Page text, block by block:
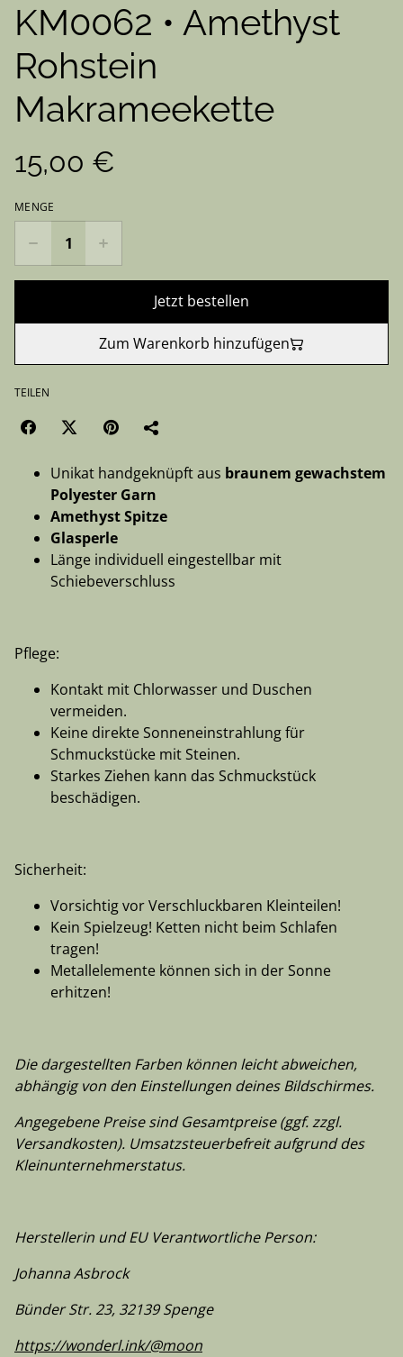
KM0062 • Amethyst
Rohstein
Makrameekette
15,00 €
MENGE
Jetzt bestellen
Zum Warenkorb hinzufügen
TEILEN
Unikat handgeknüpft aus braunem gewachstem
Polyester Garn
Amethyst Spitze
Glasperle
Länge individuell eingestellbar mit
Schiebeverschluss
Pflege:
Kontakt mit Chlorwasser und Duschen
vermeiden.
Keine direkte Sonneneinstrahlung für
Schmuckstücke mit Steinen.
Starkes Ziehen kann das Schmuckstück
beschädigen.
Sicherheit:
Vorsichtig vor Verschluckbaren Kleinteilen!
Kein Spielzeug! Ketten nicht beim Schlafen
tragen!
Metallelemente können sich in der Sonne
erhitzen!
Die dargestellten Farben können leicht abweichen,
abhängig von den Einstellungen deines Bildschirmes.
Angegebene Preise sind Gesamtpreise (ggf. zzgl.
Versandkosten). Umsatzsteuerbefreit aufgrund des
Kleinunternehmerstatus.
Herstellerin und EU Verantwortliche Person:
Johanna Asbrock
Bünder Str. 23, 32139 Spenge
https://wonderl.ink/@moon